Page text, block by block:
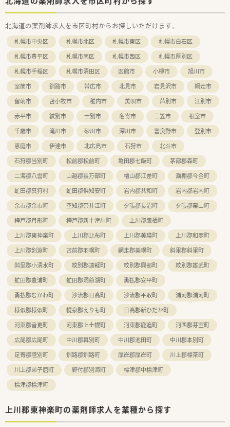
な休みでもカバーし合える体制が整っています。
すく、年間休日は108日が確保されています。
■複数店舗を経験できる変動シフト制を取り入れており、特定の
人間関係に縛られない柔軟な働き方が可能です。
【法人特徴について】
■約50社の企業から成る大手グループの中核企業であり、ITや農
業など多角的な事業展開で安定性は抜群です。
■役職に関わらず意見交換ができるフラットな組織風土で、トッ
プダウンではなく全員で考える方針です。
■積極性があれば最短で取締役への昇進も可能であり、年齢を問
わず公平にチャンスが与えられる企業です。
北海道の薬剤師求人を市区町村からお探しいただけます。
札幌市中央区 札幌市北区 札幌市東区
札幌市白石区
札幌市豊平区
札幌市南区 札幌市西区
札幌市厚別区
札幌市手稲区
札幌市清田区 函館市 小樽市
旭川市
室蘭市
釧路市 帯広市 北見市 岩見沢市
網走市
留萌市
苫小牧市 稚内市 美唄市 芦別市
江別市
赤平市
紋別市 士別市 名寄市 三笠市
根室市
千歳市
滝川市 砂川市 深川市 富良野市
登別市
恵庭市
伊達市 北広島市 石狩市
北斗市
石狩郡当別町
松前郡松前町 亀田郡七飯町
茅部郡森町
二海郡八雲町
山越郡長万部町 檜山郡江差町
瀬棚郡今金町
虻田郡真狩村
虻田郡倶知安町 岩内郡共和町
岩内郡岩内町
余市郡余市町
空知郡奈井江町 夕張郡長沼町
夕張郡栗山町
樺戸郡月形町
樺戸郡新十津川町
上川郡鷹栖町
上川郡東神楽町
上川郡比布町 上川郡美瑛町
上川郡和寒町
上川郡剣淵町
苫前郡羽幌町 網走郡美幌町
斜里郡斜里町
斜里郡小清水町
紋別郡遠軽町 紋別郡興部町
紋別郡雄武町
虻田郡豊浦町
虻田郡洞爺湖町
勇払郡安平町
勇払郡むかわ町
沙流郡日高町 沙流郡平取町
浦河郡浦河町
様似郡様似町
幌泉郡えりも町
日高郡新ひだか町
河東郡音更町
河東郡上士幌町 河東郡鹿追町
河西郡芽室町
広尾郡広尾町
中川郡幕別町 中川郡池田町
中川郡本別町
足寄郡陸別町
釧路郡釧路町 厚岸郡厚岸町
川上郡標茶町
川上郡弟子屈町
野付郡別海町
標津郡中標津町
標津郡標津町
上川郡東神楽町の薬剤師求人を業種から探す